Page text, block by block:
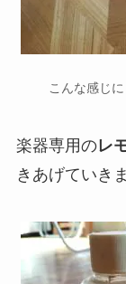
こんな感じ
楽器専用のレ
きあげていき